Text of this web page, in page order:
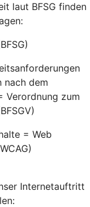
laut BFSG finden
nach dem
Verordnung zum
= Web
Internetauftritt